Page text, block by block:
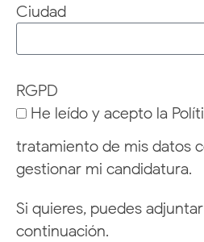
Ciudad
RGPD
He leído y acepto la
tratamiento de mis datos
gestionar mi candidatura.
Si quieres, puedes
continuación.